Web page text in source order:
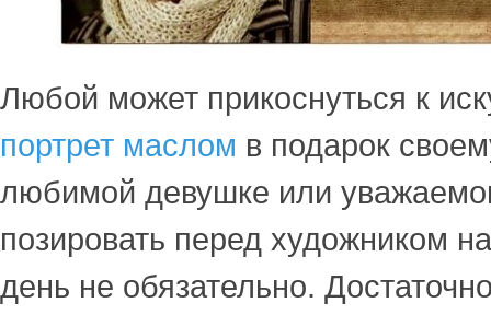
Любой может прикоснуться к
портрет маслом в подарок
любимой девушке или
позировать перед художником
день не обязательно.